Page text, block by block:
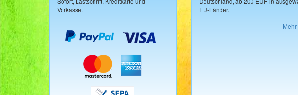
Vorkasse.
EU-Länder.